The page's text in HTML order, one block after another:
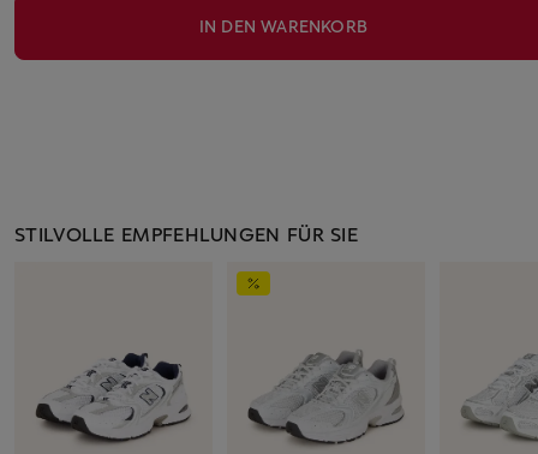
IN DEN WARENKORB
STILVOLLE EMPFEHLUNGEN FÜR SIE